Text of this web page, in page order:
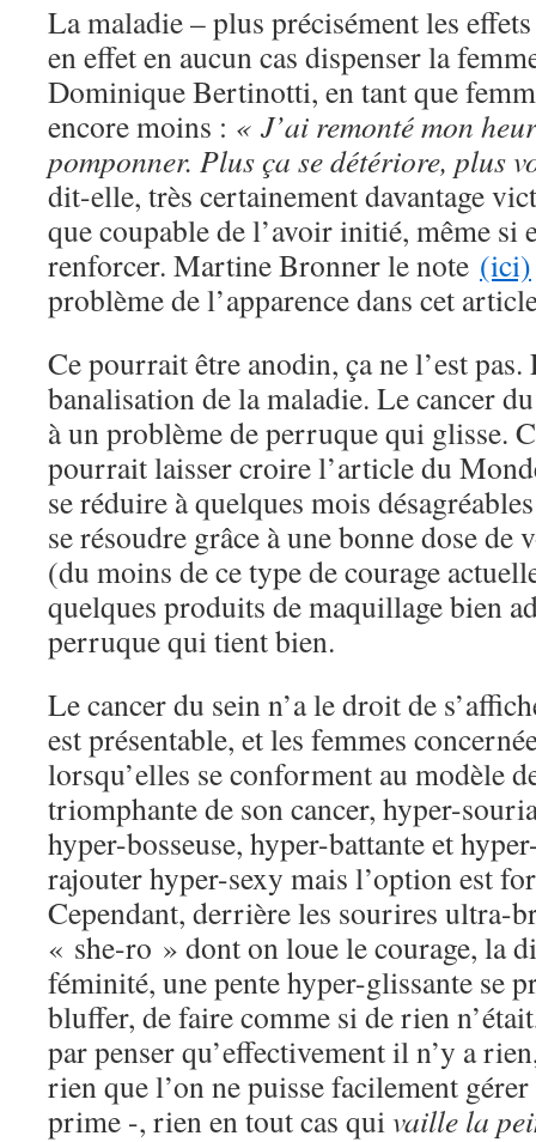
La maladie – plus précisément les
en effet en aucun cas dispenser la
Dominique Bertinotti, en tant que
encore moins : « J’ai remonté mon
pomponner. Plus ça se détériore, plus
dit-elle, très certainement davantage
que coupable de l’avoir initié, même si
renforcer. Martine Bronner le note (ici)
problème de l’apparence dans cet
Ce pourrait être anodin, ça ne l’est
banalisation de la maladie. Le cancer
à un problème de perruque qui glisse.
pourrait laisser croire l’article du
se réduire à quelques mois
se résoudre grâce à une bonne dose de
(du moins de ce type de courage
quelques produits de maquillage bien
perruque qui tient bien.
Le cancer du sein n’a le droit de
est présentable, et les femmes
lorsqu’elles se conforment au modèle
triomphante de son cancer, hyper-
hyper-bosseuse, hyper-battante et
rajouter hyper-sexy mais l’option est
Cependant, derrière les sourires ultra-
« she-ro » dont on loue le courage, la
féminité, une pente hyper-glissante se
bluffer, de faire comme si de rien
par penser qu’effectivement il n’y a
rien que l’on ne puisse facilement
prime -, rien en tout cas quivaille la